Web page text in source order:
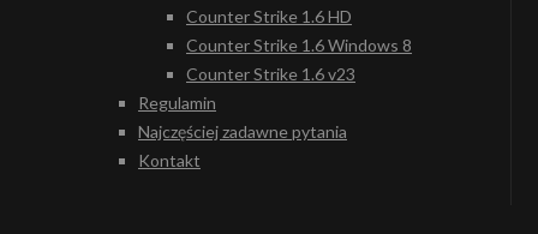
Counter Strike 1.6 HD
Counter Strike 1.6 Windows 8
Counter Strike 1.6 v23
Regulamin
Najczęściej zadawne pytania
Kontakt